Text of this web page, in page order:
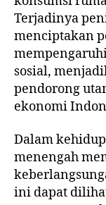
Terjadinya
menciptakan
sosial,
pendorong
ekonomi
Dalam
menengah
ini dapat